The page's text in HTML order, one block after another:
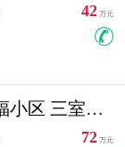
42 万元
福海路超低首付 同福小区 三室住宅急售
72 万元